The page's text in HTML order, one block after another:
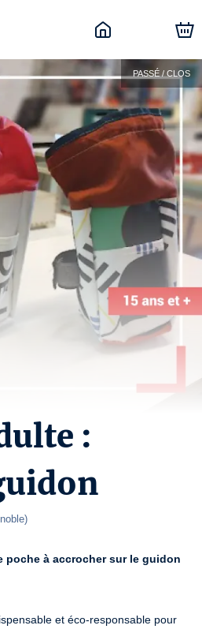
PASSÉ / CLOS
:
)
poche à accrocher sur le guidon
et éco-responsable pour